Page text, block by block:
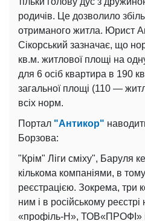
родичів. Це дозволило
отриманого житла. Юрист
Сікорський зазначає, що
кв.м. житлової площі на
для 6 осіб квартира в 190
загальної площі (110 —
всіх норм.
Портал "Антикор"
Борзова:
"Крім" Ліги сміху", Баруля
кількома компаніями, в
реєстрацією. Зокрема, три
ним і в російському
«профіль-Н», ТОВ«ПРОФІ»